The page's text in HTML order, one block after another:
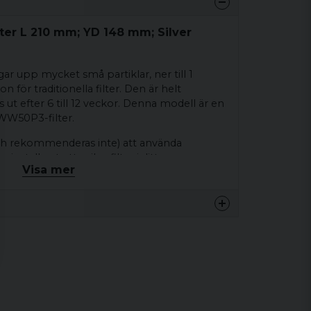
L 210 mm; YD 148 mm; Silver
upp mycket små partiklar, ner till 1
för traditionella filter. Den är helt
ut efter 6 till 12 veckor. Denna modell är en
filter.
rekommenderas inte) att använda
installerat ett mikrofilter i ditt spa.
på ditt filter, mät dess längd exklusive
Visa mer